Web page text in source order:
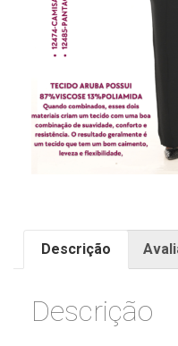
Descrição
Descrição